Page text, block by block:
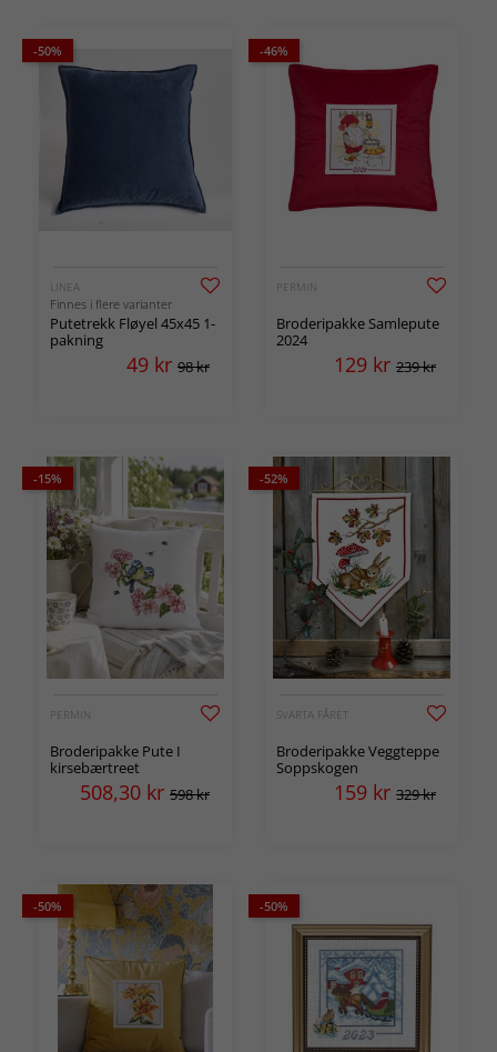
-50%
LINEA
Finnes i flere varianter
Putetrekk Fløyel 45x45 1-
pakning
49 kr 98 kr
-46%
PERMIN
Broderipakke Samlepute
2024
129 kr 239 kr
-15%
PERMIN
Broderipakke Pute I
kirsebærtreet
508,30 kr 598 kr
-52%
SVARTA FÅRET
Broderipakke Veggteppe
Soppskogen
159 kr 329 kr
-50% -50%